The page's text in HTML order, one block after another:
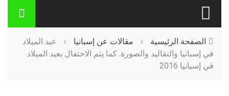
الصفحة الرئيسية › مقالات عن إسبانيا ›
عيد الميلاد
في إسبانيا والتقاليد والصورة. كما يتم الاحتفال بعيد الميلاد
في إسبانيا 2016